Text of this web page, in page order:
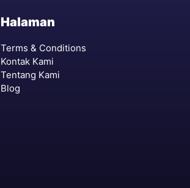
Halaman
Terms & Conditions
Kontak Kami
Tentang Kami
Blog